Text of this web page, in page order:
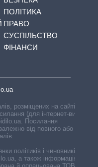
ПОЛІТИКА
ПРАВО
СУСПІЛЬСТВО
ФІНАНСИ
розміщених на сайті,
(для інтернет-видань
Посилання
від повного або
політиків і чиновників,
а також інформація про